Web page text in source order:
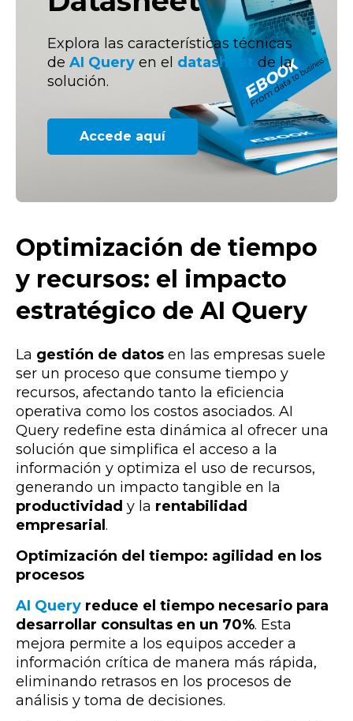
Explora las características técnicas
de AI Query en el datasheet de la
solución.
Accede aquí
Optimización de tiempo
y recursos: el impacto
estratégico de AI Query
La gestión de datos en las empresas suele
ser un proceso que consume tiempo y
recursos, afectando tanto la eficiencia
operativa como los costos asociados. AI
Query redefine esta dinámica al ofrecer una
solución que simplifica el acceso a la
información y optimiza el uso de recursos,
generando un impacto tangible en la
productividad y la rentabilidad
empresarial .
Optimización del tiempo: agilidad en los
procesos
AI Query reduce el tiempo necesario para
desarrollar consultas en un 70%. Esta
mejora permite a los equipos acceder a
información crítica de manera más rápida,
eliminando retrasos en los procesos de
análisis y toma de decisiones.